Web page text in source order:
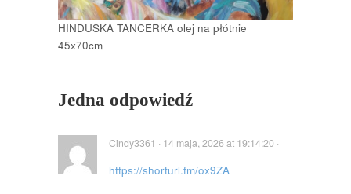
HINDUSKA TANCERKA olej na płótnie
45x70cm
Jedna odpowiedź
Cindy3361 · 14 maja, 2026 at 19:14:20 ·
https://shorturl.fm/ox9ZA